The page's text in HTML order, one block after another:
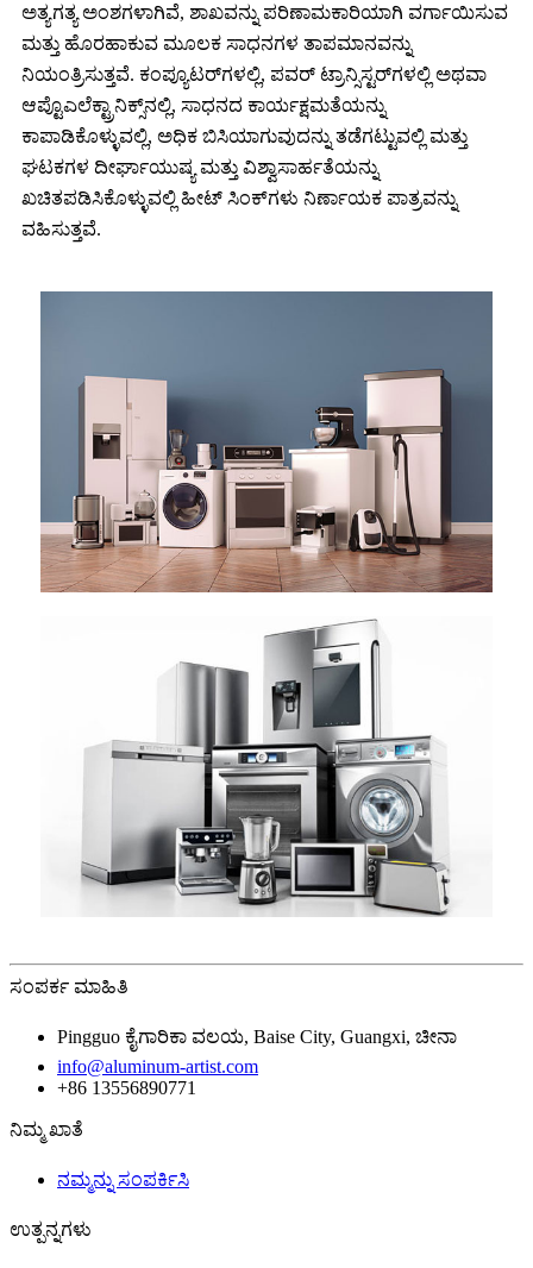
ಅತ್ಯಗತ್ಯ ಅಂಶಗಳಾಗಿವೆ, ಶಾಖವನ್ನು ಪರಿಣಾಮಕಾರಿಯಾಗಿ ವರ್ಗಾಯಿಸುವ
ಮತ್ತು ಹೊರಹಾಕುವ ಮೂಲಕ ಸಾಧನಗಳ ತಾಪಮಾನವನ್ನು
ನಿಯಂತ್ರಿಸುತ್ತವೆ. ಕಂಪ್ಯೂಟರ್‌ಗಳಲ್ಲಿ, ಪವರ್ ಟ್ರಾನ್ಸಿಸ್ಟರ್‌ಗಳಲ್ಲಿ ಅಥವಾ
ಆಪ್ಟೊಎಲೆಕ್ಟ್ರಾನಿಕ್ಸ್‌ನಲ್ಲಿ, ಸಾಧನದ ಕಾರ್ಯಕ್ಷಮತೆಯನ್ನು
ಕಾಪಾಡಿಕೊಳ್ಳುವಲ್ಲಿ, ಅಧಿಕ ಬಿಸಿಯಾಗುವುದನ್ನು ತಡೆಗಟ್ಟುವಲ್ಲಿ ಮತ್ತು
ಘಟಕಗಳ ದೀರ್ಘಾಯುಷ್ಯ ಮತ್ತು ವಿಶ್ವಾಸಾರ್ಹತೆಯನ್ನು
ಖಚಿತಪಡಿಸಿಕೊಳ್ಳುವಲ್ಲಿ ಹೀಟ್ ಸಿಂಕ್‌ಗಳು ನಿರ್ಣಾಯಕ ಪಾತ್ರವನ್ನು
ವಹಿಸುತ್ತವೆ.
ಸಂಪರ್ಕ ಮಾಹಿತಿ
Pingguo ಕೈಗಾರಿಕಾ ವಲಯ, Baise City, Guangxi, ಚೀನಾ
info@aluminum-artist.com
+86 13556890771
ನಿಮ್ಮ ಖಾತೆ
ನಮ್ಮನ್ನು ಸಂಪರ್ಕಿಸಿ
ಉತ್ಪನ್ನಗಳು